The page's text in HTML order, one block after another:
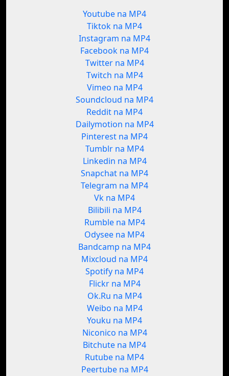
Youtube na MP4
Tiktok na MP4
Instagram na MP4
Facebook na MP4
Twitter na MP4
Twitch na MP4
Vimeo na MP4
Soundcloud na MP4
Reddit na MP4
Dailymotion na MP4
Pinterest na MP4
Tumblr na MP4
Linkedin na MP4
Snapchat na MP4
Telegram na MP4
Vk na MP4
Bilibili na MP4
Rumble na MP4
Odysee na MP4
Bandcamp na MP4
Mixcloud na MP4
Spotify na MP4
Flickr na MP4
Ok.Ru na MP4
Weibo na MP4
Youku na MP4
Niconico na MP4
Bitchute na MP4
Rutube na MP4
Peertube na MP4